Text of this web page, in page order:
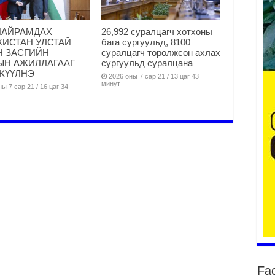
УЛСТАЙ
ЗАСГИЙН
АЖИЛЛАГААГ
7 сар 21 / 16 цаг 34
26,992 суралцагч хотхоны
бага сургуульд, 8100
суралцагч төрөлжсөн ахлах
сургуульд суралцана
2026 оны 7 сар 21 / 13 цаг 43
минут